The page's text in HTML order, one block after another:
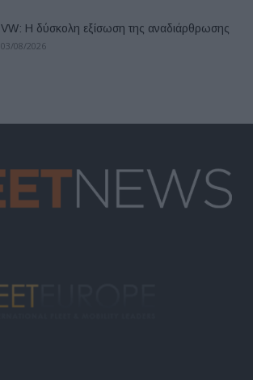
VW: Η δύσκολη εξίσωση της αναδιάρθρωσης
03/08/2026